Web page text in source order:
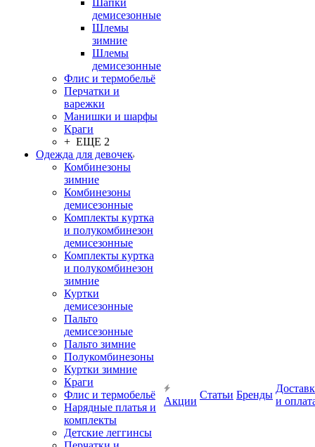
Шапки
демисезонные
Шлемы
зимние
Шлемы
демисезонные
Флис и термобельё
Перчатки и
варежки
Манишки и шарфы
Краги
+ ЕЩЕ 2
Одежда для девочек
Комбинезоны
зимние
Комбинезоны
демисезонные
Комплекты куртка
и полукомбинезон
демисезонные
Комплекты куртка
и полукомбинезон
зимние
Куртки
демисезонные
Пальто
демисезонные
Пальто зимние
Полукомбинезоны
Куртки зимние
Краги
Флис и термобельё
Нарядные платья и
комплекты
Детские леггинсы
Акции
Статьи Бренды
и